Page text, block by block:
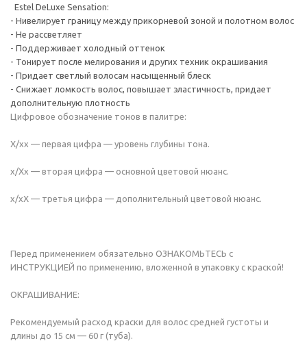
Estel DeLuxe Sensation:
- Нивелирует границу между прикорневой зоной и полотном волос
- Не рассветляет
- Поддерживает холодный оттенок
- Тонирует после мелирования и других техник окрашивания
- Придает светлый волосам насыщенный блеск
- Снижает ломкость волос, повышает эластичность, придает
дополнительную плотность
Цифровое обозначение тонов в палитре:
Х/хх — первая цифра — уровень глубины тона.
х/Хх — вторая цифра — основной цветовой нюанс.
х/хХ — третья цифра — дополнительный цветовой нюанс.
Перед применением обязательно ОЗНАКОМЬТЕСЬ с
ИНСТРУКЦИЕЙ по применению, вложенной в упаковку с краской!
ОКРАШИВАНИЕ:
Рекомендуемый расход краски для волос средней густоты и
длины до 15 см — 60 г (туба).